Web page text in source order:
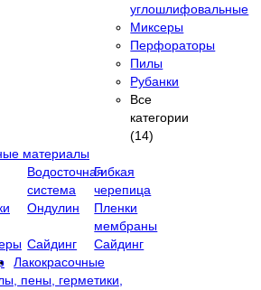
углошлифовальные
Миксеры
Перфораторы
Пилы
Рубанки
Все
категории
(14)
материалы
Водосточная
система
Гибкая
черепица
Ондулин
Пленки
мембраны
Сайдинг
Сайдинг
Лакокрасочные
пены, герметики,